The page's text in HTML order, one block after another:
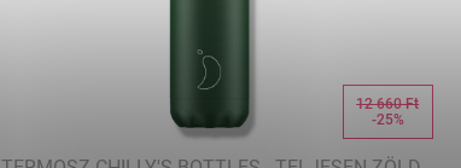
12 660 Ft
-25%